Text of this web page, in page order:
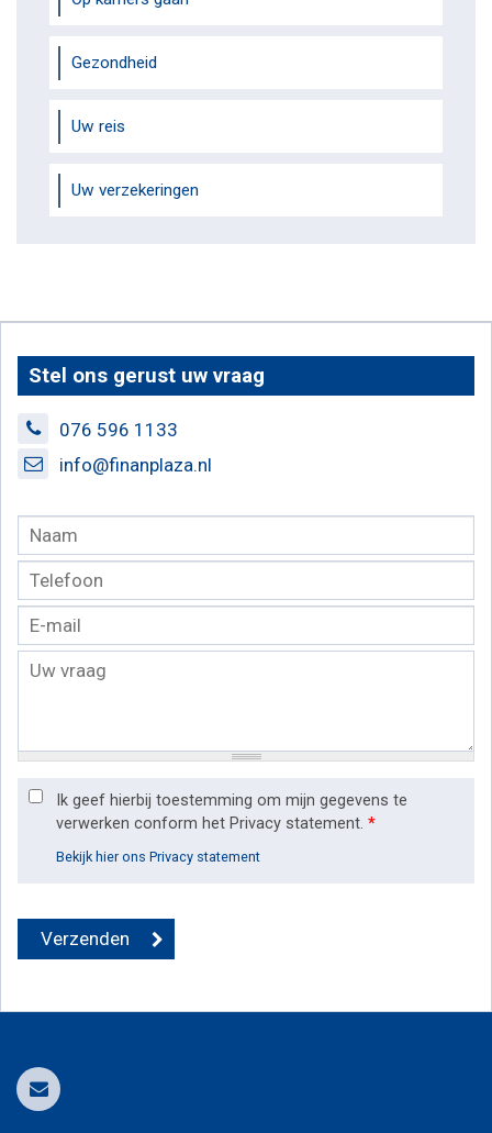
Gezondheid
Uw reis
Uw verzekeringen
Stel ons gerust uw vraag
076 596 1133
info@finanplaza.nl
Ik geef hierbij toestemming om mijn gegevens te
verwerken conform het Privacy statement. *
Bekijk hier ons Privacy statement